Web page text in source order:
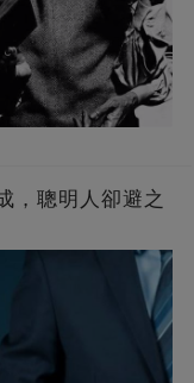
，聰明人卻避之